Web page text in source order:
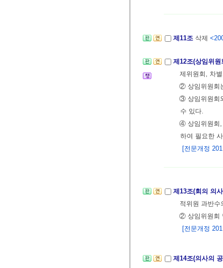
제11조 삭제
제12조(상임위
제위원회, 차
② 상임위원회
③ 상임위원회
수 있다.
④ 상임위원회,
하여 필요한
[전문개정
제13조(회의 의
적위원 과반수
② 상임위원회
[전문개정
제14조(의사의